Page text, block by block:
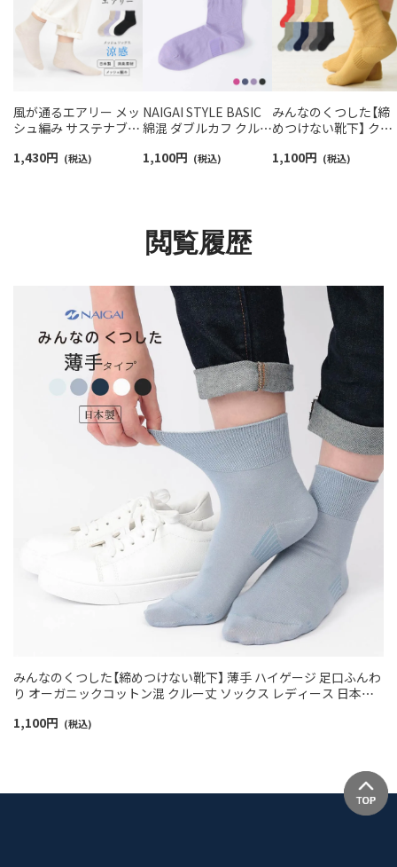
風が通るエアリー メッ
シュ編み サステナブル
臭素材 レディース
1,430円 (税込)
NAIGAI STYLE BASIC
綿混 ダブルカフ クルー
日本製 03097501
1,100円 (税込)
みんなのくつした【締
めつけない靴下】 クル
【20-22cm】【22-24cm
1,100円 (税込)
閲覧履歴
みんなのくつした【締めつけない靴下】 薄手 ハイゲージ 足口ふんわ
り オーガニックコットン混 クルー丈 ソックス レディース 日本製
1,100円 (税込)